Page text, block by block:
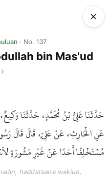
· No. 137
bin Mas'ud
حَدَّثَنَا عَلِيُّ بْنُ مُحَمَّدٍ، حَدَّثَنَا
عَنِ الْحَارِثِ، عَنْ عَلِيٍّ، قَالَ قَالَ
مُسْتَخْلِفًا أَحَدًا عَنْ غَيْرِ مَشُورَةٍ
haddatsana wakiun,